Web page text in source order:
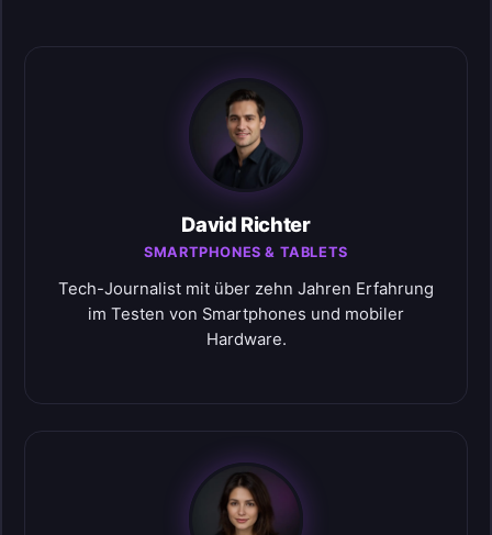
David Richter
SMARTPHONES & TABLETS
Tech-Journalist mit über zehn Jahren Erfahrung
im Testen von Smartphones und mobiler
Hardware.